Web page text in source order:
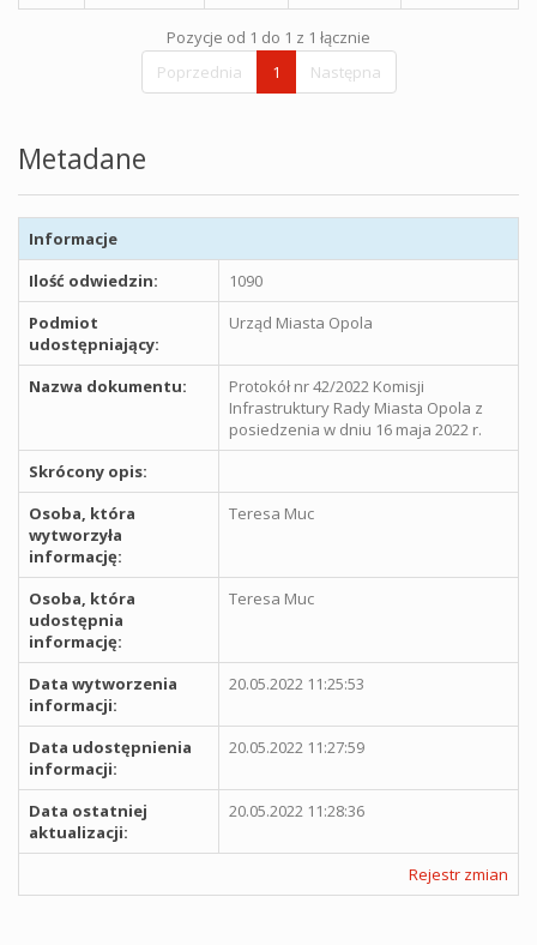
Pozycje od 1 do 1 z 1 łącznie
Poprzednia
1 Następna
Metadane
Informacje
Ilość odwiedzin:
1090
Podmiot
udostępniający:
Urząd Miasta Opola
Nazwa dokumentu:
Protokół nr 42/2022 Komisji
Infrastruktury Rady Miasta Opola z
posiedzenia w dniu 16 maja 2022 r.
Skrócony opis:
Osoba, która
wytworzyła
informację:
Teresa Muc
Osoba, która
udostępnia
informację:
Teresa Muc
Data wytworzenia
informacji:
20.05.2022 11:25:53
Data udostępnienia
informacji:
20.05.2022 11:27:59
Data ostatniej
aktualizacji:
20.05.2022 11:28:36
Rejestr zmian